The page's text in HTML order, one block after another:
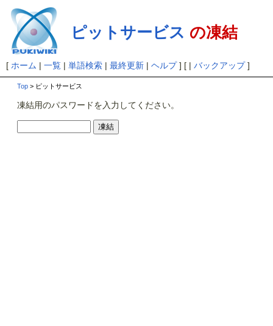
ピットサービス の凍結
[ ホーム | 一覧| 単語検索| 最終更新| ヘルプ] [ | バックアップ]
Top > ピットサービス
凍結用のパスワードを入力してください。